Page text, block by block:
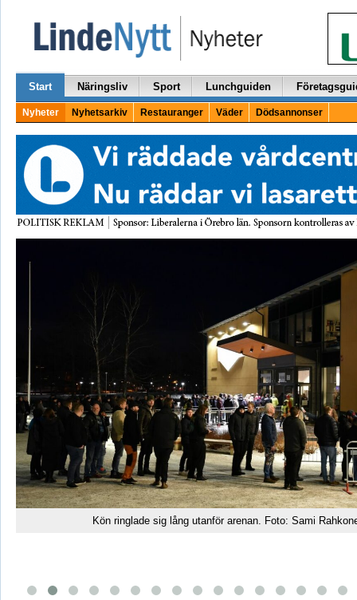
Start Näringsliv Sport Lunchguiden
Nyheter Nyhetsarkiv Restauranger Väder Dödsannonser
arenan. Foto: Sami Rahkonen